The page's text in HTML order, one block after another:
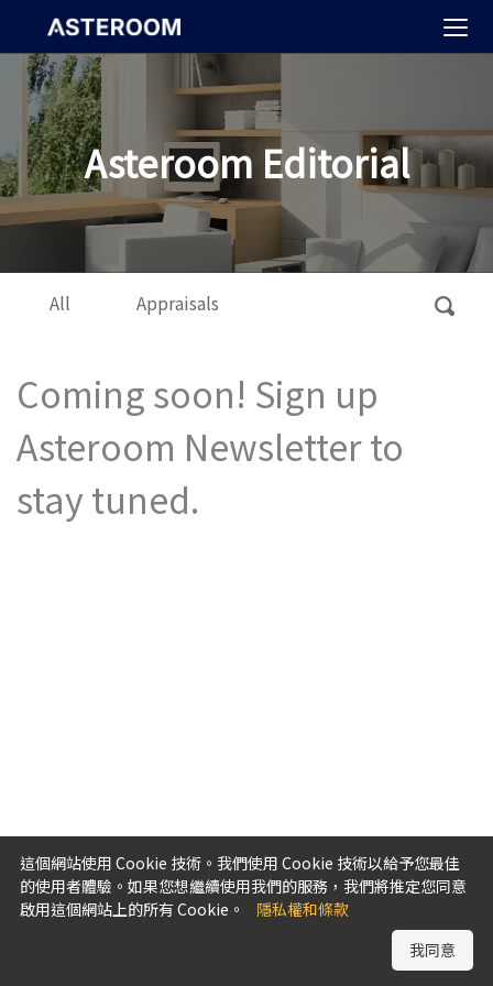
Asteroom Editorial
All Appraisals
Coming soon! Sign up
Asteroom Newsletter to
stay tuned.
這個網站使用 Cookie 技術。我們使用 Cookie 技術以給予您最佳
的使用者體驗。如果您想繼續使用我們的服務，我們將推定您同意
啟用這個網站上的所有 Cookie。
隱私權和條款
我同意